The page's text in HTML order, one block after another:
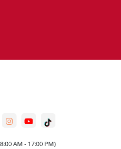
AM - 17:00 PM)